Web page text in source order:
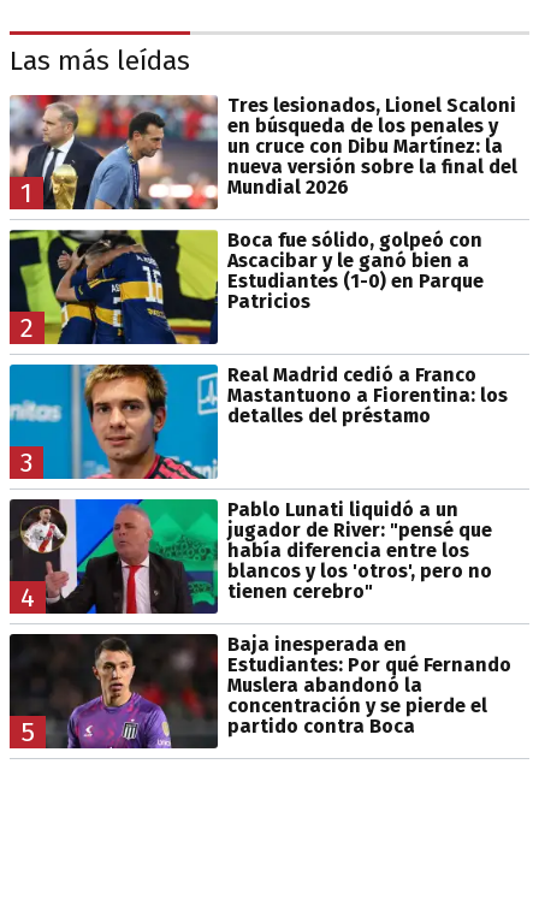
Las más leídas
1
Tres lesionados, Lionel Scaloni
en búsqueda de los penales y
un cruce con Dibu Martínez: la
nueva versión sobre la final del
Mundial 2026
2
Boca fue sólido, golpeó con
Ascacibar y le ganó bien a
Estudiantes (1-0) en Parque
Patricios
3
Real Madrid cedió a Franco
Mastantuono a Fiorentina: los
detalles del préstamo
4
Pablo Lunati liquidó a un
jugador de River: "pensé que
había diferencia entre los
blancos y los 'otros', pero no
tienen cerebro"
5
Baja inesperada en
Estudiantes: Por qué Fernando
Muslera abandonó la
concentración y se pierde el
partido contra Boca